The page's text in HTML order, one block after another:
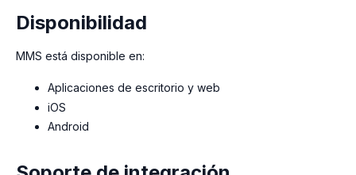
Disponibilidad
MMS está disponible en:
Aplicaciones de escritorio y web
iOS
Android